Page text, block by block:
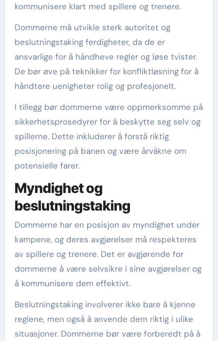
kommunisere klart med spillere og trenere.
Dommerne må utvikle sterk autoritet og
beslutningstaking ferdigheter, da de er
ansvarlige for å håndheve regler og løse tvister.
De bør øve på teknikker for konfliktløsning for å
håndtere uenigheter rolig og profesjonelt.
I tillegg bør dommerne være oppmerksomme på
sikkerhetsprosedyrer for å beskytte seg selv og
spillerne. Dette inkluderer å forstå riktig
posisjonering på banen og være årvåkne om
potensielle farer.
Myndighet og
beslutningstaking
Dommerne har en posisjon av myndighet under
kampene, og deres avgjørelser må respekteres
av spillere og trenere. Det er avgjørende for
dommerne å være selvsikre i sine avgjørelser og
å kommunisere dem effektivt.
Beslutningstaking involverer ikke bare å kjenne
reglene, men også å anvende dem riktig i ulike
situasjoner. Dommerne bør være forberedt på å